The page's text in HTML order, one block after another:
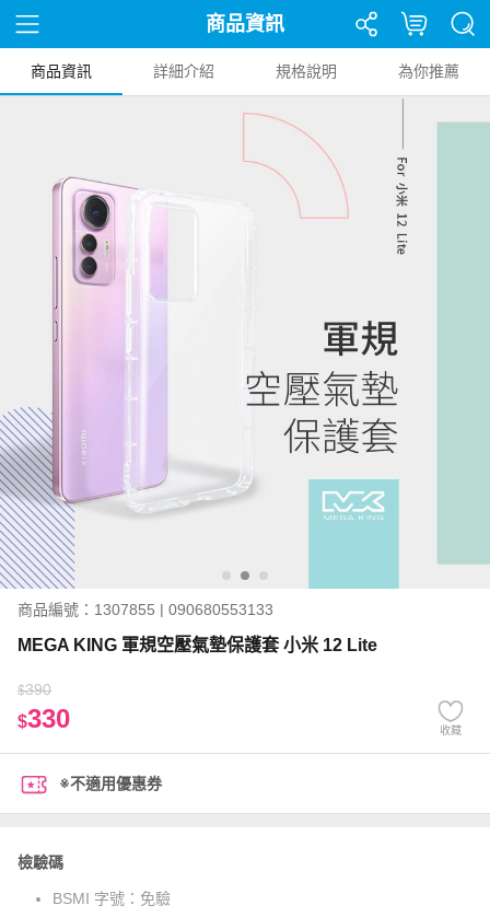
商品資訊
商品資訊 詳細介紹 規格說明 為你推薦
商品編號：1307855 | 090680553133
MEGA KING 軍規空壓氣墊保護套 小米 12 Lite
$390
$330 收藏
※不適用優惠券
檢驗碼
BSMI 字號： 免驗